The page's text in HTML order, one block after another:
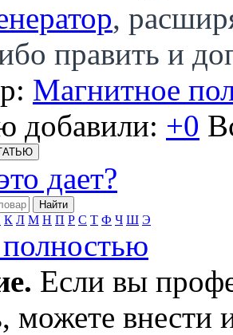
,
править и
Магнитное
добавили: +0
дает?
Найти
К Л М Н П Р С Т Ф Ч Ш Э
полностью
Если вы
можете внести